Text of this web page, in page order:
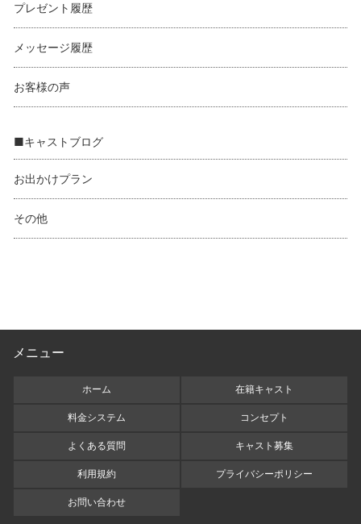
プレゼント履歴
メッセージ履歴
お客様の声
■キャストブログ
お出かけプラン
その他
メニュー
ホーム 在籍キャスト
料金システム コンセプト
よくある質問 キャスト募集
利用規約 プライバシーポリシー
お問い合わせ